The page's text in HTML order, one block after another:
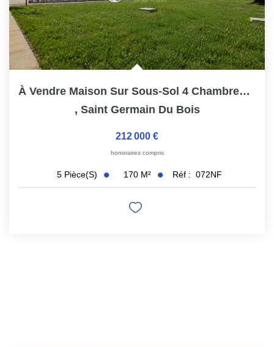
À Vendre Maison Sur Sous-Sol 4 Chambres 170 M²
, Saint Germain Du Bois
212 000 €
honoraires compris
5 Pièce(s) 170 M² Réf : 072NF